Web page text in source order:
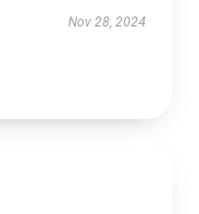
Nov 28, 2024